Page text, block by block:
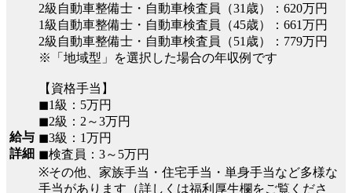
給与
詳細
2級自動車整備士・自動車検査員（31歳）：620万円
1級自動車整備士・自動車検査員（45歳）：661万円
2級自動車整備士・自動車検査員（51歳）：779万円
※「地域型」を選択した場合の年収例です
【資格手当】
◼︎1級：5万円
◼︎2級：2～3万円
◼︎3級：1万円
◼︎検査員：3～5万円
※その他、家族手当・住宅手当・単身手当など多様な
手当があります（詳しくは福利厚生欄をご覧くださ